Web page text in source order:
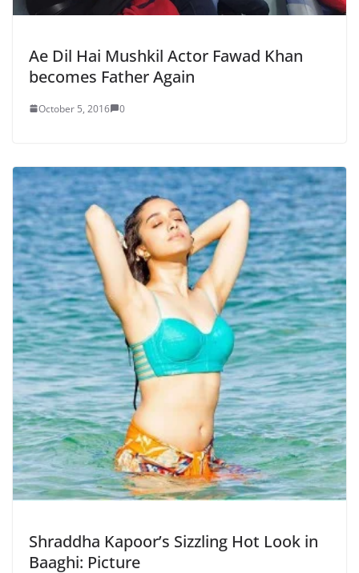
Ae Dil Hai Mushkil Actor Fawad Khan
becomes Father Again
October 5, 2016 0
Shraddha Kapoor’s Sizzling Hot Look in
Baaghi: Picture